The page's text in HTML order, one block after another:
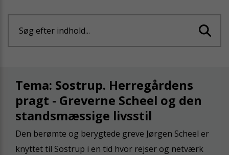
Søg efter indhold...
Tema: Sostrup. Herregårdens
pragt - Greverne Scheel og den
standsmæssige livsstil
Den berømte og berygtede greve Jørgen Scheel er
knyttet til Sostrup i en tid hvor rejser og netværk